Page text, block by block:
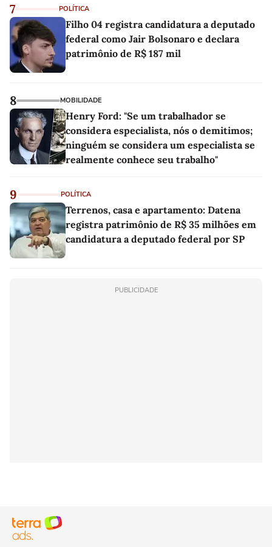
7 POLÍTICA
Filho 04 registra candidatura a deputado
federal como Jair Bolsonaro e declara
patrimônio de R$ 187 mil
8 MOBILIDADE
Henry Ford: "Se um trabalhador se
considera especialista, nós o demitimos;
ninguém se considera um especialista se
realmente conhece seu trabalho"
9 POLÍTICA
Terrenos, casa e apartamento: Datena
registra patrimônio de R$ 35 milhões em
candidatura a deputado federal por SP
PUBLICIDADE